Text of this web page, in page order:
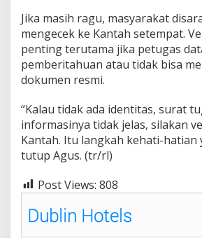
Jika masih ragu, masyarakat
mengecek ke Kantah setempat.
penting terutama jika petugas
pemberitahuan atau tidak bisa
dokumen resmi.
“Kalau tidak ada identitas, surat
informasinya tidak jelas, silakan
Kantah. Itu langkah kehati-hatian
tutup Agus. (tr/rl)
Post Views: 808